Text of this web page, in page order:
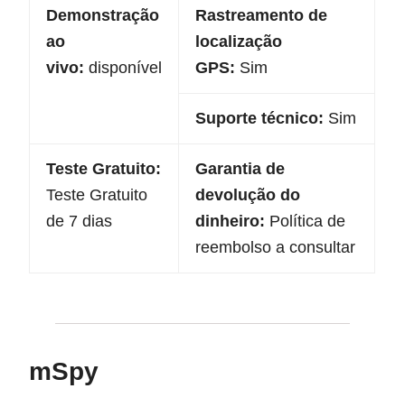
Demonstração
ao
vivo: disponível
Rastreamento de
localização
GPS: Sim
Suporte técnico: Sim
Teste Gratuito:
Teste Gratuito
de 7 dias
Garantia de
devolução do
dinheiro: Política de
reembolso a consultar
mSpy